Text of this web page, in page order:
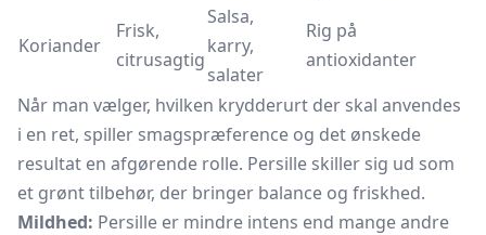
Koriander
Frisk,
citrusagtig
Salsa,
karry,
salater
Rig på
antioxidanter
Når man vælger, hvilken krydderurt der skal anvendes
i en ret, spiller smagspræference og det ønskede
resultat en afgørende rolle. Persille skiller sig ud som
et grønt tilbehør, der bringer balance og friskhed.
Mildhed: Persille er mindre intens end mange andre